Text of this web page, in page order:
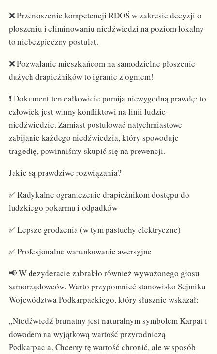
❌ Przenoszenie kompetencji RDOŚ w zakresie decyzji o
płoszeniu i eliminowaniu niedźwiedzi na poziom lokalny
to niebezpieczny postulat.
❌ Pozwalanie mieszkańcom na samodzielne płoszenie
dużych drapieżników to igranie z ogniem!
❗ Dokument ten całkowicie pomija niewygodną prawdę: to
człowiek jest winny konfliktowi na linii ludzie-
niedźwiedzie. Zamiast postulować natychmiastowe
zabijanie każdego niedźwiedzia, który spowoduje
tragedię, powinniśmy skupić się na prewencji.
Jakie są prawdziwe rozwiązania?
✅ Radykalne ograniczenie drapieżnikom dostępu do
ludzkiego pokarmu i odpadków
✅ Lepsze grodzenia (w tym pastuchy elektryczne)
✅ Profesjonalne warunkowanie awersyjne
📢 W dezyderacie zabrakło również wyważonego głosu
samorządowców. Warto przypomnieć stanowisko Sejmiku
Województwa Podkarpackiego, który słusznie wskazał:
„Niedźwiedź brunatny jest naturalnym symbolem Karpat i
dowodem na wyjątkową wartość przyrodniczą
Podkarpacia. Chcemy tę wartość chronić, ale w sposób